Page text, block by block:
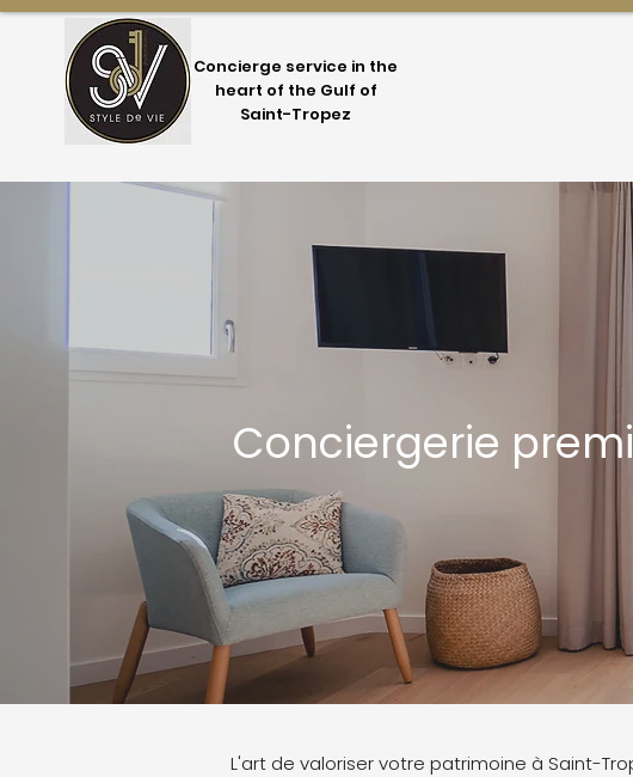
Concierge service in the
heart of the Gulf of
Saint-Tropez
Conciergerie
L'art de valoriser votre patrimoine à Saint-